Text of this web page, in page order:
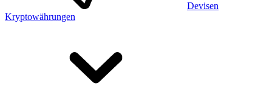
Devisen
Kryptowährungen